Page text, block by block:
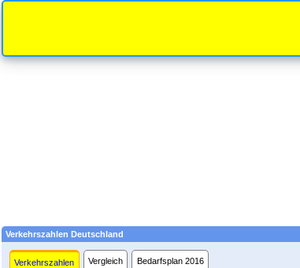
Verkehrszahlen Deutschland
Verkehrszahlen Vergleich Bedarfsplan 2016